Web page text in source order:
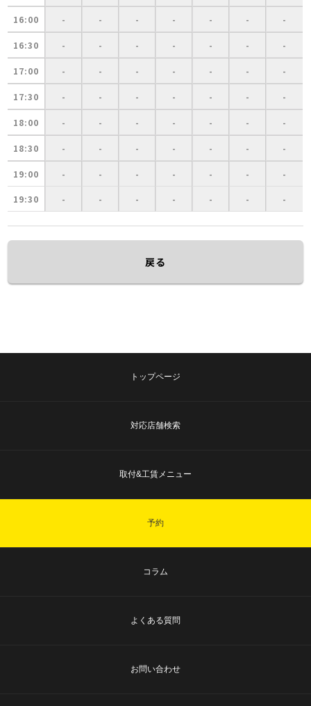
16:00 - - - - - - -
16:30 - - - - - - -
17:00 - - - - - - -
17:30 - - - - - - -
18:00 - - - - - - -
18:30 - - - - - - -
19:00 - - - - - - -
19:30 - - - - - - -
戻る
トップページ
対応店舗検索
取付&工賃メニュー
予約
コラム
よくある質問
お問い合わせ